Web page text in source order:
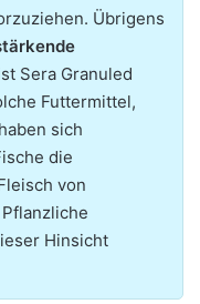
Übrigens
Sera Granuled
Futtermittel,
sich
die
von
Hinsicht